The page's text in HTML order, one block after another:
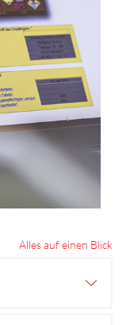
Alles auf einen Blick